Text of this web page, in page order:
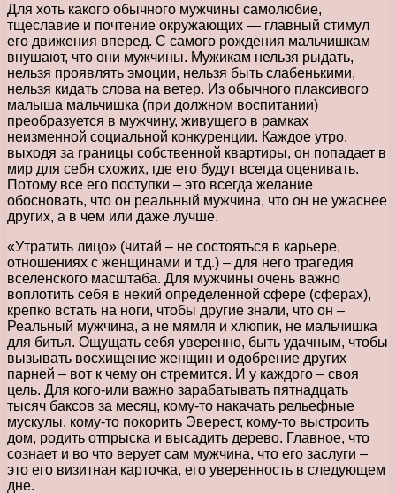
Для хоть какого обычного мужчины самолюбие,
тщеславие и почтение окружающих — главный стимул
его движения вперед. С самого рождения мальчишкам
внушают, что они мужчины. Мужикам нельзя рыдать,
нельзя проявлять эмоции, нельзя быть слабенькими,
нельзя кидать слова на ветер. Из обычного плаксивого
малыша мальчишка (при должном воспитании)
преобразуется в мужчину, живущего в рамках
неизменной социальной конкуренции. Каждое утро,
выходя за границы собственной квартиры, он попадает в
мир для себя схожих, где его будут всегда оценивать.
Потому все его поступки – это всегда желание
обосновать, что он реальный мужчина, что он не ужаснее
других, а в чем или даже лучше.
«Утратить лицо» (читай – не состояться в карьере,
отношениях с женщинами и т.д.) – для него трагедия
вселенского масштаба. Для мужчины очень важно
воплотить себя в некий определенной сфере (сферах),
крепко встать на ноги, чтобы другие знали, что он –
Реальный мужчина, а не мямля и хлюпик, не мальчишка
для битья. Ощущать себя уверенно, быть удачным, чтобы
вызывать восхищение женщин и одобрение других
парней – вот к чему он стремится. И у каждого – своя
цель. Для кого-или важно зарабатывать пятнадцать
тысяч баксов за месяц, кому-то накачать рельефные
мускулы, кому-то покорить Эверест, кому-то выстроить
дом, родить отпрыска и высадить дерево. Главное, что
сознает и во что верует сам мужчина, что его заслуги –
это его визитная карточка, его уверенность в следующем
дне.